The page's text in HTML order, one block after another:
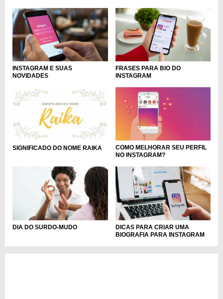
INSTAGRAM E SUAS
NOVIDADES
FRASES PARA BIO DO
INSTAGRAM
SIGNIFICADO DO NOME RAIKA
COMO MELHORAR SEU PERFIL
NO INSTAGRAM?
DIA DO SURDO-MUDO
DICAS PARA CRIAR UMA
BIOGRAFIA PARA INSTAGRAM